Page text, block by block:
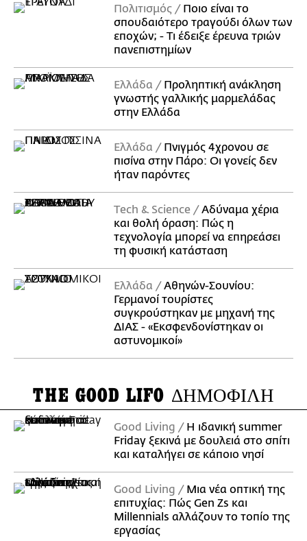
Πολιτισμός
Ποιο είναι το
σπουδαιότερο τραγούδι όλων των
εποχών; - Τι έδειξε έρευνα τριών
πανεπιστημίων
Ελλάδα
Προληπτική ανάκληση
γνωστής γαλλικής μαρμελάδας
στην Ελλάδα
Ελλάδα
Πνιγμός 4χρονου σε
πισίνα στην Πάρο: Οι γονείς δεν
ήταν παρόντες
Τech & Science
Αδύναμα χέρια
και θολή όραση: Πώς η
τεχνολογία μπορεί να επηρεάσει
τη φυσική κατάσταση
Ελλάδα
Αθηνών-Σουνίου:
Γερμανοί τουρίστες
συγκρούστηκαν με μηχανή της
ΔΙΑΣ - «Εκσφενδονίστηκαν οι
αστυνομικοί»
THE GOOD LIFO ΔΗΜΟΦΙΛΗ
Good Living
Η ιδανική summer
Friday ξεκινά με δουλειά στο σπίτι
και καταλήγει σε κάποιο νησί
Good Living
Μια νέα οπτική της
επιτυχίας: Πώς Gen Zs και
Millennials αλλάζουν το τοπίο της
εργασίας